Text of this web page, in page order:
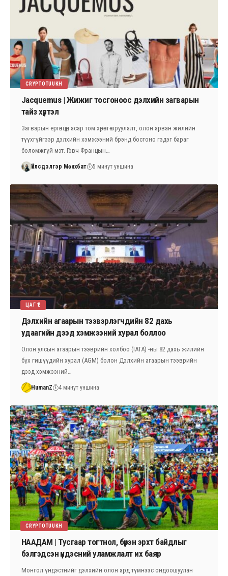
CRYPTOTUUKH
Jacquemus | Жижиг тосгоноос дэлхийн загварын
тайз хүртэл
Загварын ертөнцөд асар том хөрөнгө оруулалт, олон арван жилийн
түүхгүйгээр дэлхийн хэмжээний брэнд босгоно гэдэг бараг
боломжгүй мэт. Гэвч Францын…
Үйлсдэлгэр Мөнхбат 5 минут уншина
ЦАГ ҮЕ
Дэлхийн агаарын тээвэрлэгчдийн 82 дахь
удаагийн дээд хэмжээний хурал боллоо
Олон улсын агаарын тээврийн холбоо (IATA) -ны 82 дахь жилийн
бүх гишүүдийн хурал (AGM) болон Дэлхийн агаарын тээврийн
дээд хэмжээний…
HumanZ 4 минут уншина
CRYPTOTUUKH
НААДАМ | Тусгаар тогтнол, бүрэн эрхт байдлыг
бэлгэдсэн үндэсний уламжлалт их баяр
Монгол үндэстнийг дэлхийн олон ард түмнээс ондоошуулан